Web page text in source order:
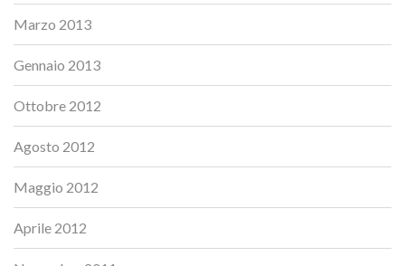
Marzo 2013
Gennaio 2013
Ottobre 2012
Agosto 2012
Maggio 2012
Aprile 2012